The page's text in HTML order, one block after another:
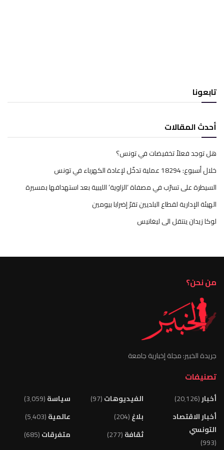
تابعونا
أحدث المقالات
هل توجد فعلاً تخفيضات في تونس؟
خلال أسبوع: 18294 عملية تدخّل لإعادة الكهرباء في تونس
السيطرة على تسرّب في مصفاة ‘الزاوية’ الليبية بعد استهدافها بمسيرة
الهيئة الإدارية لقطاع البلديين تقرّ إضرابا بيومين
لوكا زيدان ينتقل الى ليغانيس
من نحن؟
جريدة الخبير: مجلة إخبارية جامعة
تصنيفات
أخبار(20٬126)
أخبار الاقتصاد
التونسي
(993)
الفيديوهات(97)
بلاغ(204)
ثقافة(277)
سياسة(3٬059)
عالمية(5٬403)
متفرقات(685)